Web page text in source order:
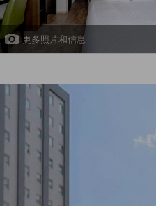
更多照片和信息